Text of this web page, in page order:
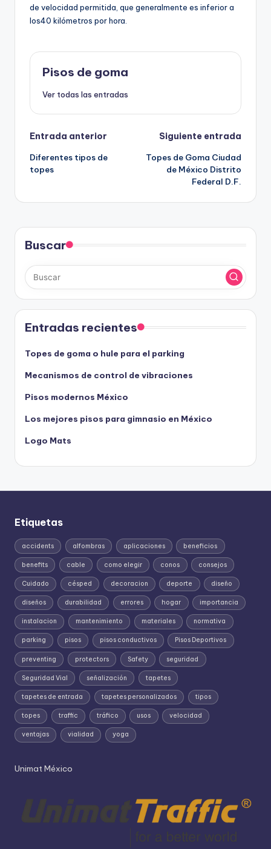
de velocidad permitida, que generalmente es inferior a
los40 kilómetros por hora.
Pisos de goma
Ver todas las entradas
Navegación
de
Entrada anterior
Diferentes tipos de
topes
Siguiente entrada
Topes de Goma Ciudad
de México Distrito
Federal D.F.
Buscar
Entradas recientes
Topes de goma o hule para el parking
Mecanismos de control de vibraciones
Pisos modernos México
Los mejores pisos para gimnasio en México
Logo Mats
Etiquetas
accidents alfombras aplicaciones beneficios
benefits cable como elegir conos consejos
Cuidado césped decoracion deporte diseño
diseños durabilidad errores hogar importancia
instalacion mantenimiento materiales normativa
parking pisos pisos conductivos Pisos Deportivos
preventing protectors Safety seguridad
Seguridad Vial señalización tapetes
tapetes de entrada tapetes personalizados tipos
topes traffic tráfico usos velocidad
ventajas vialidad yoga
Unimat México